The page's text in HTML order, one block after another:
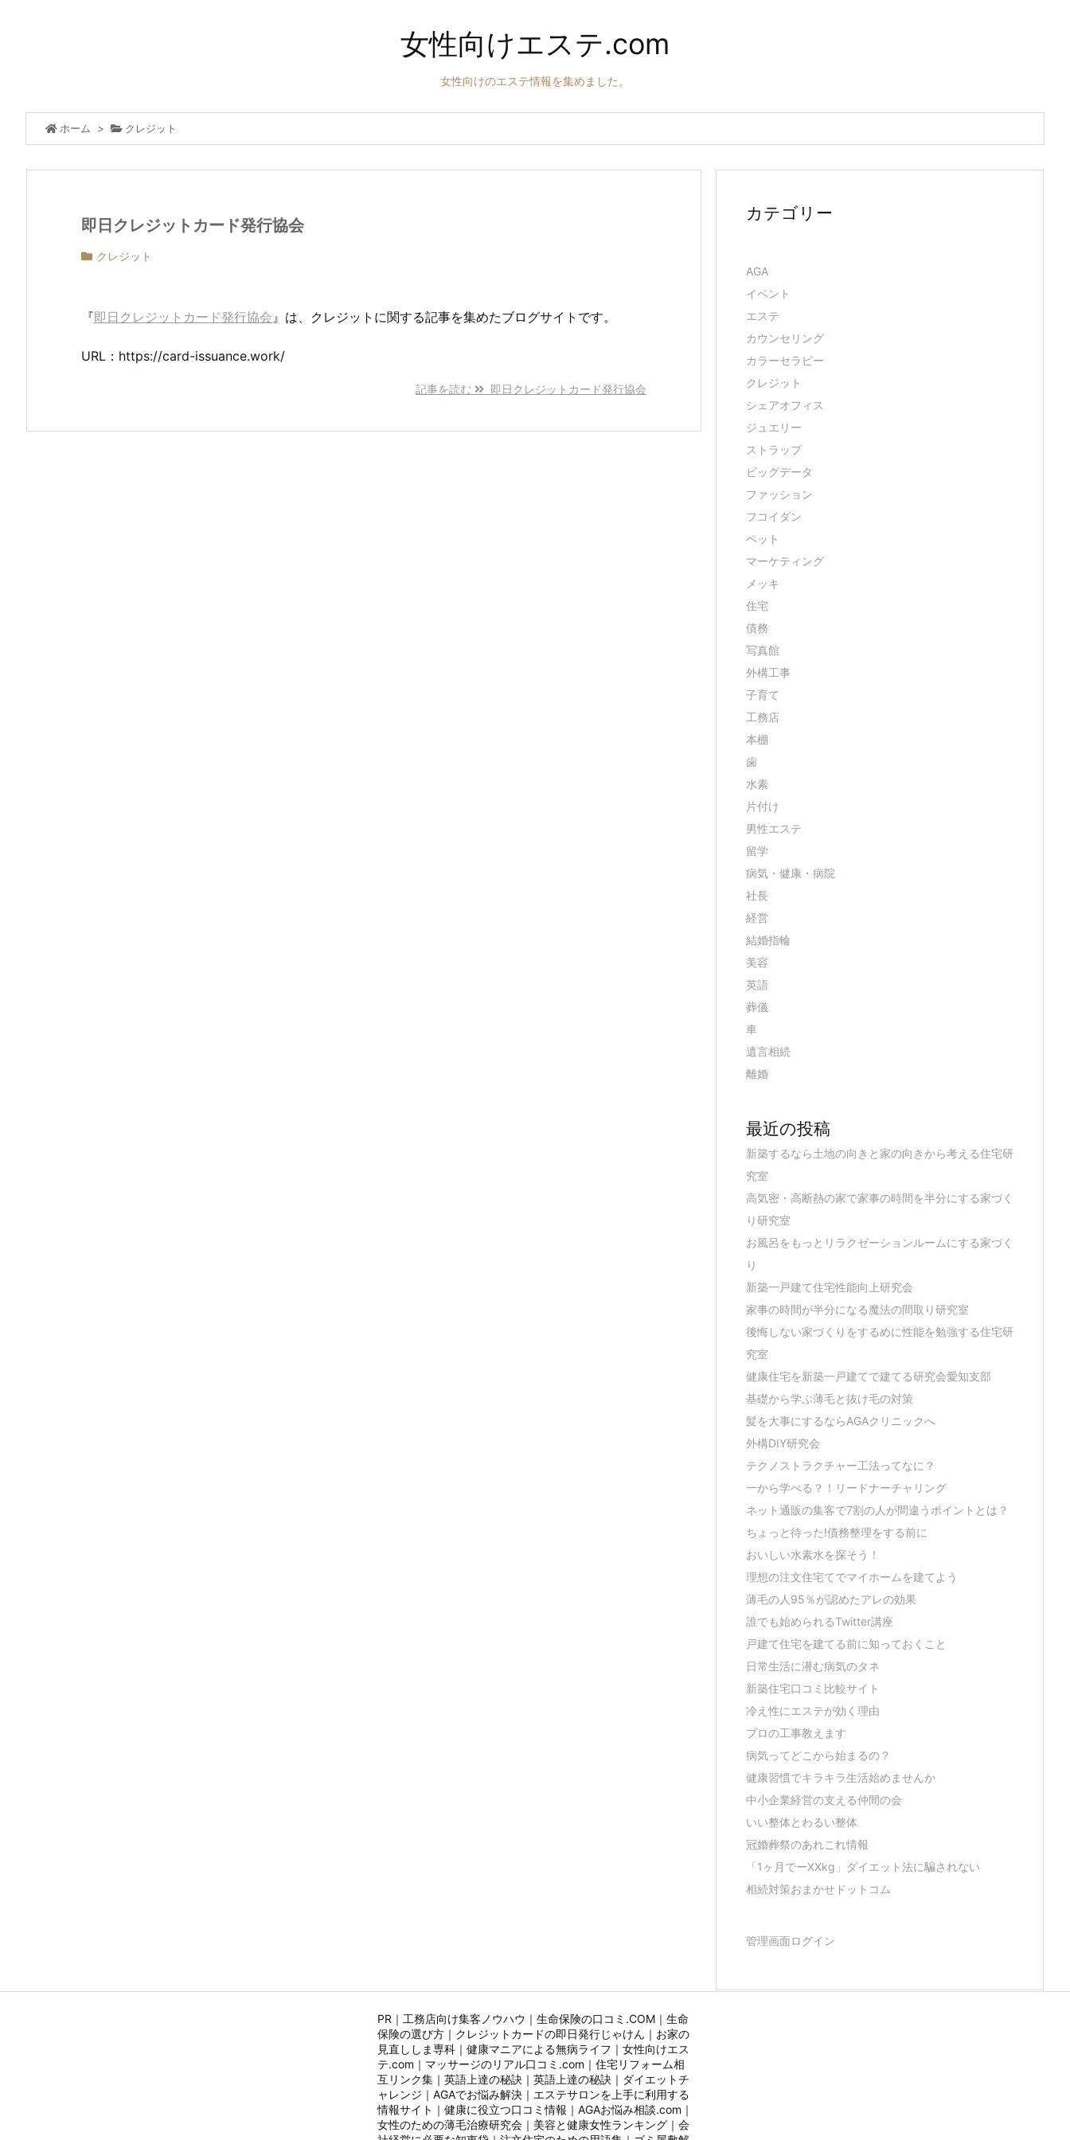
女性向けエステ.com
女性向けのエステ情報を集めました。
ホーム > クレジット
即日クレジットカード発行協会
クレジット
『即日クレジットカード発行協会』は、クレジットに関する記事を集めたブログサイトです。
URL：https://card-issuance.work/
記事を読む 即日クレジットカード発行協会
カテゴリー
AGA
イベント
エステ
カウンセリング
カラーセラピー
クレジット
シェアオフィス
ジュエリー
ストラップ
ビッグデータ
ファッション
フコイダン
ペット
マーケティング
メッキ
住宅
債務
写真館
外構工事
子育て
工務店
本棚
歯
水素
片付け
男性エステ
留学
病気・健康・病院
社長
経営
結婚指輪
美容
英語
葬儀
車
遺言相続
離婚
最近の投稿
新築するなら土地の向きと家の向きから考える住宅研
究室
高気密・高断熱の家で家事の時間を半分にする家づく
り研究室
お風呂をもっとリラクゼーションルームにする家づく
り
新築一戸建て住宅性能向上研究会
家事の時間が半分になる魔法の間取り研究室
後悔しない家づくりをするめに性能を勉強する住宅研
究室
健康住宅を新築一戸建てで建てる研究会愛知支部
基礎から学ぶ薄毛と抜け毛の対策
髪を大事にするならAGAクリニックへ
外構DIY研究会
テクノストラクチャー工法ってなに？
一から学べる？！リードナーチャリング
ネット通販の集客で7割の人が間違うポイントとは？
ちょっと待った!債務整理をする前に
おいしい水素水を探そう！
理想の注文住宅てでマイホームを建てよう
薄毛の人95％が認めたアレの効果
誰でも始められるTwitter講座
戸建て住宅を建てる前に知っておくこと
日常生活に潜む病気のタネ
新築住宅口コミ比較サイト
冷え性にエステが効く理由
プロの工事教えます
病気ってどこから始まるの？
健康習慣でキラキラ生活始めませんか
中小企業経営の支える仲間の会
いい整体とわるい整体
冠婚葬祭のあれこれ情報
「1ヶ月でーXXkg」ダイエット法に騙されない
相続対策おまかせドットコム
管理画面ログイン
PR｜ 工務店向け集客ノウハウ ｜ 生命保険の口コミ.COM｜ 生命
保険の選び方｜ クレジットカードの即日発行じゃけん ｜ お家の
見直ししま専科｜ 健康マニアによる無病ライフ ｜ 女性向けエス
テ.com ｜ マッサージのリアル口コミ.com ｜ 住宅リフォーム相
互リンク集｜ 英語上達の秘訣｜ 英語上達の秘訣｜ ダイエットチ
ャレンジ ｜ AGAでお悩み解決｜ エステサロンを上手に利用する
情報サイト ｜ 健康に役立つ口コミ情報 ｜ AGAお悩み相談.com ｜
女性のための薄毛治療研究会｜ 美容と健康女性ランキング｜ 会